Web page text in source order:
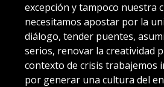
excepción y tampoco nuestra
necesitamos apostar por la
diálogo, tender puentes,
serios, renovar la creatividad
contexto de crisis trabajemos
por generar una cultura del